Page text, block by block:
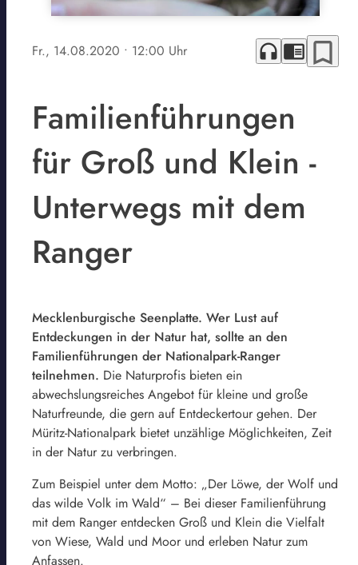
Fr., 14.08.2020 • 12:00 Uhr headphones chrome_reader_mode bookmark_border
Familienführungen
für Groß und Klein -
Unterwegs mit dem
Ranger
Mecklenburgische Seenplatte. Wer Lust auf
Entdeckungen in der Natur hat, sollte an den
Familienführungen der Nationalpark-Ranger
teilnehmen. Die Naturprofis bieten ein
abwechslungsreiches Angebot für kleine und große
Naturfreunde, die gern auf Entdeckertour gehen. Der
Müritz-Nationalpark bietet unzählige Möglichkeiten, Zeit
in der Natur zu verbringen.
Zum Beispiel unter dem Motto: „Der Löwe, der Wolf und
das wilde Volk im Wald“ – Bei dieser Familienführung
mit dem Ranger entdecken Groß und Klein die Vielfalt
von Wiese, Wald und Moor und erleben Natur zum
Anfassen.